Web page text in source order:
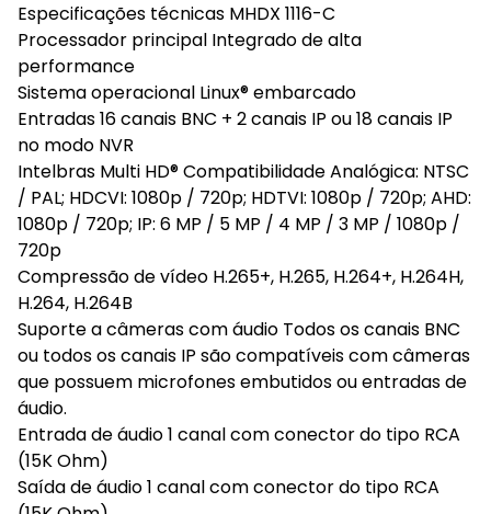
Especificações técnicas MHDX 1116-C
Processador principal Integrado de alta
performance
Sistema operacional Linux® embarcado
Entradas 16 canais BNC + 2 canais IP ou 18 canais IP
no modo NVR
Intelbras Multi HD® Compatibilidade Analógica: NTSC
/ PAL; HDCVI: 1080p / 720p; HDTVI: 1080p / 720p; AHD:
1080p / 720p; IP: 6 MP / 5 MP / 4 MP / 3 MP / 1080p /
720p
Compressão de vídeo H.265+, H.265, H.264+, H.264H,
H.264, H.264B
Suporte a câmeras com áudio Todos os canais BNC
ou todos os canais IP são compatíveis com câmeras
que possuem microfones embutidos ou entradas de
áudio.
Entrada de áudio 1 canal com conector do tipo RCA
(15K Ohm)
Saída de áudio 1 canal com conector do tipo RCA